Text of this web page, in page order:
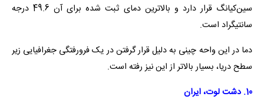
سین‌کیانگ قرار دارد و بالاترین دمای ثبت شده برای آن 49.6 درجه
سانتیگراد است.
دما در این واحه چینی به دلیل قرار گرفتن در یک فرورفتگی جغرافیایی زیر
سطح دریا، بسیار بالاتر از این نیز رفته است.
10. دشت لوت، ایران